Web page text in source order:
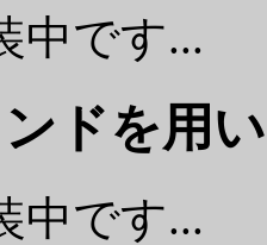
中です...
ドを用
中です...